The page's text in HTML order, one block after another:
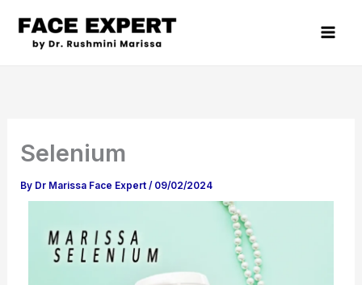
content
Selenium
By Dr Marissa Face Expert/ 09/02/2024